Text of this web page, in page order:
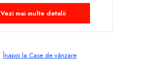
Vezi mai multe detalii
Înapoi la Case de vânzare